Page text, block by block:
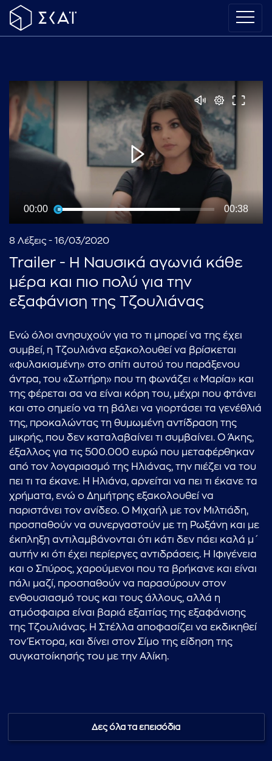
00:00 00:38
8 Λέξεις - 16/03/2020
Trailer - H Ναυσικά αγωνιά κάθε
μέρα και πιο πολύ για την
εξαφάνιση της Τζουλιάνας
Ενώ όλοι ανησυχούν για το τι μπορεί να της έχει
συμβεί, η Τζουλιάνα εξακολουθεί να βρίσκεται
«φυλακισμένη» στο σπίτι αυτού του παράξενου
άντρα, του «Σωτήρη» που τη φωνάζει «Μαρία» και
της φέρεται σα να είναι κόρη του, μέχρι που φτάνει
και στο σημείο να τη βάλει να γιορτάσει τα γενέθλιά
της, προκαλώντας τη θυμωμένη αντίδραση της
μικρής, που δεν καταλαβαίνει τι συμβαίνει. Ο Άκης,
έξαλλος για τις 500.000 ευρώ που μεταφέρθηκαν
από τον λογαριασμό της Ηλιάνας, την πιέζει να του
πει τι τα έκανε. Η Ηλιάνα, αρνείται να πει τι έκανε τα
χρήματα, ενώ ο Δημήτρης εξακολουθεί να
παριστάνει τον ανίδεο. Ο Μιχαήλ με τον Μιλτιάδη,
προσπαθούν να συνεργαστούν με τη Ρωξάνη και με
έκπληξη αντιλαμβάνονται ότι κάτι δεν πάει καλά μ΄
αυτήν κι ότι έχει περίεργες αντιδράσεις. Η Ιφιγένεια
και ο Σπύρος, χαρούμενοι που τα βρήκανε και είναι
πάλι μαζί, προσπαθούν να παρασύρουν στον
ενθουσιασμό τους και τους άλλους, αλλά η
ατμόσφαιρα είναι βαριά εξαιτίας της εξαφάνισης
της Τζουλιάνας. Η Στέλλα αποφασίζει να εκδικηθεί
τον Έκτορα, και δίνει στον Σίμο της είδηση της
συγκατοίκησής του με την Αλίκη.
Δες όλα τα επεισόδια